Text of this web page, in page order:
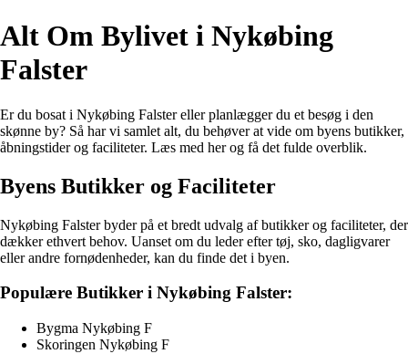
Alt Om Bylivet i Nykøbing
Falster
Er du bosat i Nykøbing Falster eller planlægger du et besøg i den
skønne by? Så har vi samlet alt, du behøver at vide om byens butikker,
åbningstider og faciliteter. Læs med her og få det fulde overblik.
Byens Butikker og Faciliteter
Nykøbing Falster byder på et bredt udvalg af butikker og faciliteter, der
dækker ethvert behov. Uanset om du leder efter tøj, sko, dagligvarer
eller andre fornødenheder, kan du finde det i byen.
Populære Butikker i Nykøbing Falster:
Bygma Nykøbing F
Skoringen Nykøbing F